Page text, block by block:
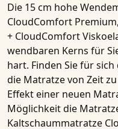
Die 15 cm hohe
CloudComfort
+ CloudComfort
wendbaren Kerns für
hart. Finden Sie für
die Matratzevon Zeit
Effekt einer neuen
Möglichkeit die
Kaltschaummatratze